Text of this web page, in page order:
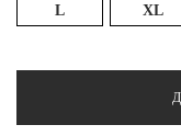
L XL